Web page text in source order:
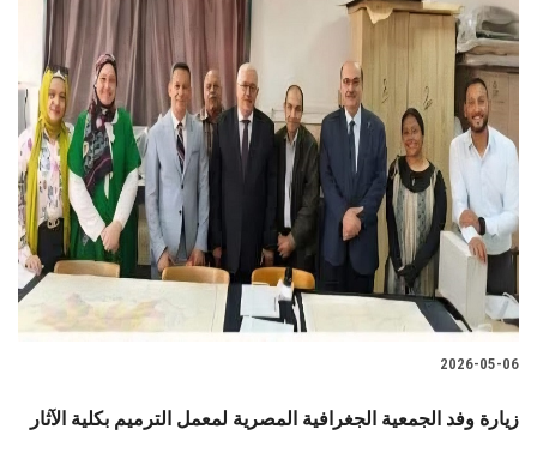
2026-05-06
زيارة وفد الجمعية الجغرافية المصرية لمعمل الترميم بكلية الآثار